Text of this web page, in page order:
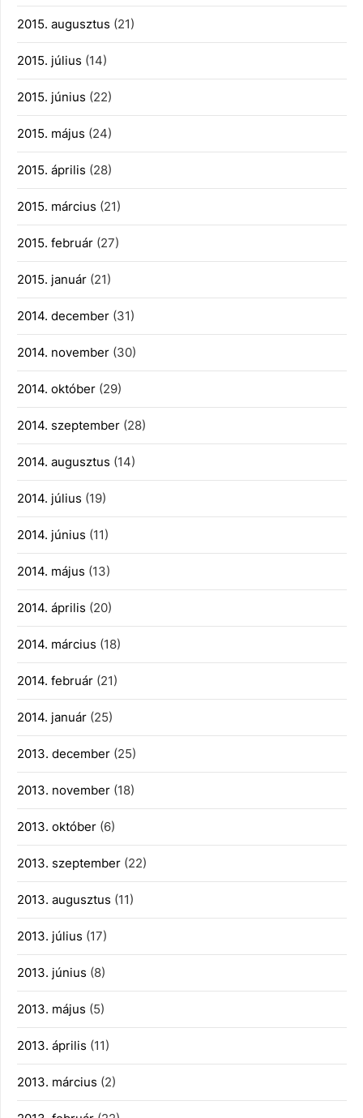
2015. augusztus (21)
2015. július (14)
2015. június (22)
2015. május (24)
2015. április (28)
2015. március (21)
2015. február (27)
2015. január (21)
2014. december (31)
2014. november (30)
2014. október (29)
2014. szeptember (28)
2014. augusztus (14)
2014. július (19)
2014. június (11)
2014. május (13)
2014. április (20)
2014. március (18)
2014. február (21)
2014. január (25)
2013. december (25)
2013. november (18)
2013. október (6)
2013. szeptember (22)
2013. augusztus (11)
2013. július (17)
2013. június (8)
2013. május (5)
2013. április (11)
2013. március (2)